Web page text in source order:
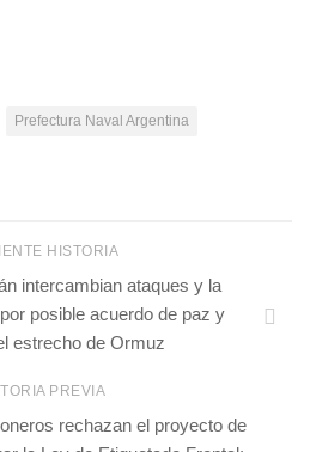
Prefectura Naval Argentina
HISTORIA
intercambian ataques y la
posible acuerdo de paz y
estrecho de Ormuz
PREVIA
rechazan el proyecto de